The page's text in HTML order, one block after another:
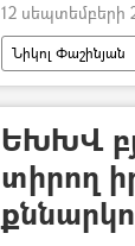
12 սեպտեմբերի
Նիկոլ Փաշինյան
Ռեջեփ Թայիփ
հայ-
ԵԽԽՎ
տիրող